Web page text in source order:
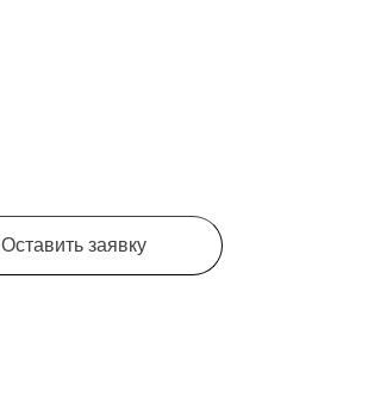
Оставить заявку